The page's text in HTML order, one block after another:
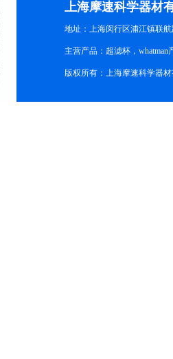
上海摩速科学器材
地址：上海闵行区浦江镇联航
主营产品：超滤杯，
版权所有：上海摩速科学器